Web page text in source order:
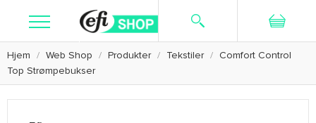
Ny bruker Logg inn Søk
Hjem Web Shop Produkter Tekstiler
Comfort Control
Top Strømpebukser